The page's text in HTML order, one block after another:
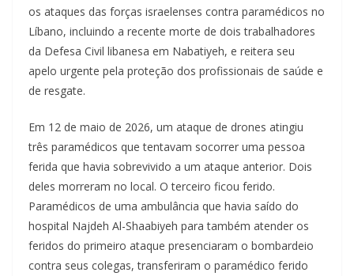
os ataques das forças israelenses contra paramédicos no
Líbano, incluindo a recente morte de dois trabalhadores
da Defesa Civil libanesa em Nabatiyeh, e reitera seu
apelo urgente pela proteção dos profissionais de saúde e
de resgate.
Em 12 de maio de 2026, um ataque de drones atingiu
três paramédicos que tentavam socorrer uma pessoa
ferida que havia sobrevivido a um ataque anterior. Dois
deles morreram no local. O terceiro ficou ferido.
Paramédicos de uma ambulância que havia saído do
hospital Najdeh Al-Shaabiyeh para também atender os
feridos do primeiro ataque presenciaram o bombardeio
contra seus colegas, transferiram o paramédico ferido